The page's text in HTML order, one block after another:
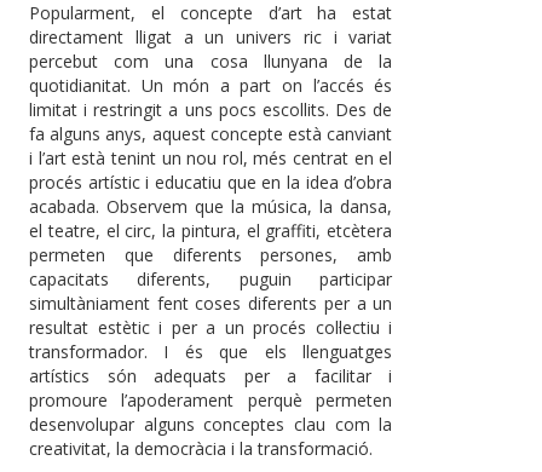
Popularment, el concepte d’art ha estat
directament lligat a un univers ric i variat
percebut com una cosa llunyana de la
quotidianitat. Un món a part on l’accés és
limitat i restringit a uns pocs escollits. Des de
fa alguns anys, aquest concepte està canviant
i l’art està tenint un nou rol, més centrat en el
procés artístic i educatiu que en la idea d’obra
acabada. Observem que la música, la dansa,
el teatre, el circ, la pintura, el graffiti, etcètera
permeten que diferents persones, amb
capacitats diferents, puguin participar
simultàniament fent coses diferents per a un
resultat estètic i per a un procés col·lectiu i
transformador. I és que els llenguatges
artístics són adequats per a facilitar i
promoure l’apoderament perquè permeten
desenvolupar alguns conceptes clau com la
creativitat, la democràcia i la transformació.